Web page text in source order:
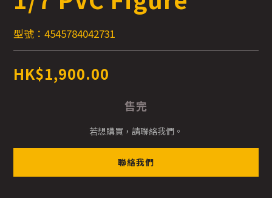
型號：4545784042731
HK$1,900.00
售完
若想購買，請聯絡我們。
聯絡我們